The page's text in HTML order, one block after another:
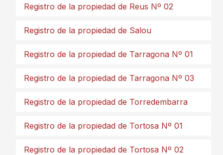
Registro de la propiedad de Reus Nº 02
Registro de la propiedad de Salou
Registro de la propiedad de Tarragona Nº 01
Registro de la propiedad de Tarragona Nº 03
Registro de la propiedad de Torredembarra
Registro de la propiedad de Tortosa Nº 01
Registro de la propiedad de Tortosa Nº 02